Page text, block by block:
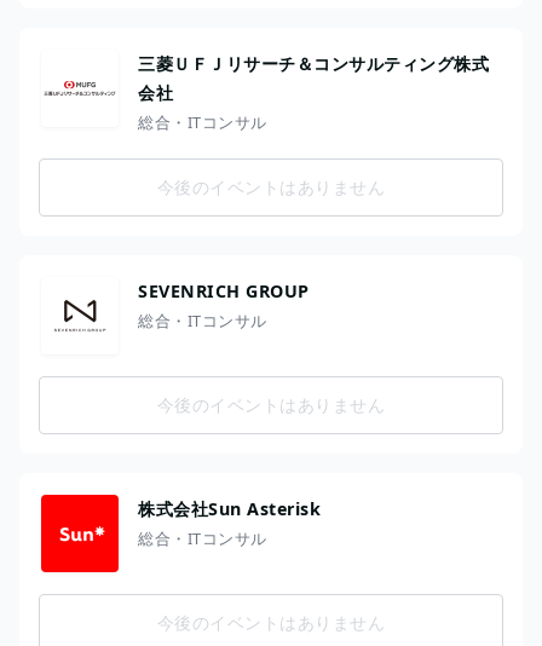
三菱ＵＦＪリサーチ＆コンサルティング株式
会社
総合・ITコンサル
今後のイベントはありません
SEVENRICH GROUP
総合・ITコンサル
今後のイベントはありません
株式会社Sun Asterisk
総合・ITコンサル
今後のイベントはありません